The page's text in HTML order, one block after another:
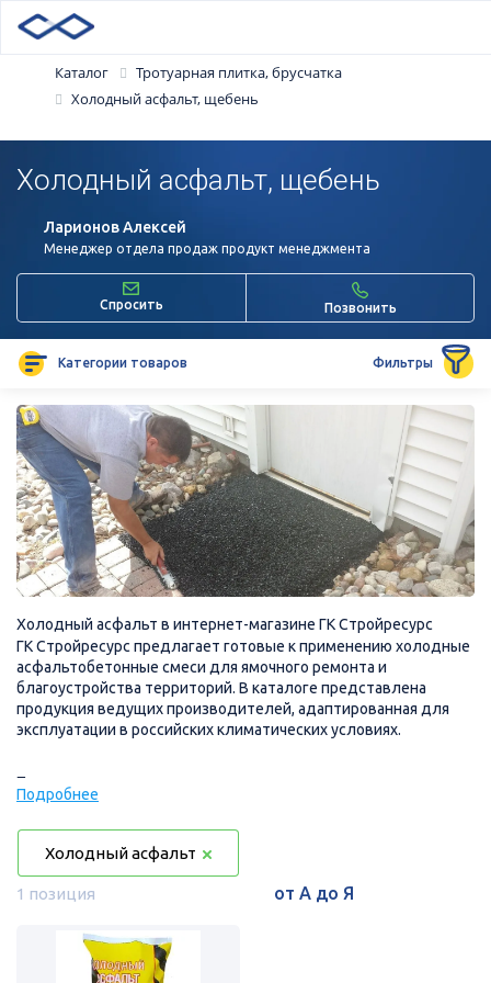
Каталог
Тротуарная плитка, брусчатка
Холодный асфальт, щебень
Холодный асфальт, щебень
Ларионов Алексей
Менеджер отдела продаж продукт менеджмента
Спросить Позвонить
Категории товаров Фильтры
Холодный асфальт в интернет-магазине ГК Стройресурс
ГК Стройресурс предлагает готовые к применению холодные
асфальтобетонные смеси для ямочного ремонта и
благоустройства территорий. В каталоге представлена
продукция ведущих производителей, адаптированная для
эксплуатации в российских климатических условиях.
Преимущества:
- Готов к применению без разогрева
- Всепогодное использование (в том числе при
отрицательных температурах)
- Не требует тяжелой техники и специальных навыков
- Длительное хранение без потери свойств
Подробнее
Холодный асфальт
1 позиция